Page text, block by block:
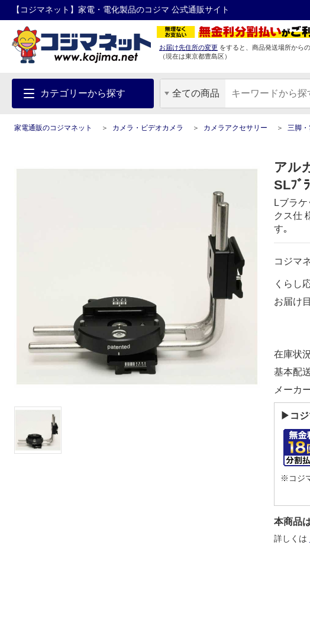
【コジマネット】家電・電化製品のコジマ 公式通販サイト
お届け先住所の変更 をすると、商品発送場所から
（現在は東京都豊島区）
カテゴリーから探す 全ての商品
家電通販のコジマネット カメラ・ビデオカメラ カメラアクセサリー 三脚・
アル
SLﾌﾞ
Lブラ
クス仕
す｡
コジマ
くらし
お届
在
基本
メー
▶コ
※コジ
本商品
詳しくは